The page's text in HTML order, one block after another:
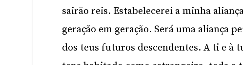
sairão reis. Estabelecerei a minha
geração em geração. Será uma aliança
dos teus futuros descendentes. A ti e à